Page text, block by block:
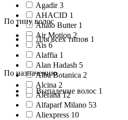
Agadir 3
AHACID 1
Ahalo Butter 1
Air Motion 2
Ais 6
Alaffia 1
Alan Hadash 5
Alba Botanica 2
Alcina 2
Alerana 12
Alfaparf Milano 53
Aliexpress 10
По типу волос
Для всех типов 1
По назначению
Выпадение волос 1